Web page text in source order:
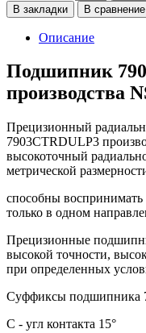
В закладки В сравнение
Описание
Подшипник
производства
Прецизионный
7903CTRDULP3
высокоточный
метрической
способны
только в одном
Прецизионные
высокой точности,
при определенных
Суффиксы подшипника
C - угл контакта 15°